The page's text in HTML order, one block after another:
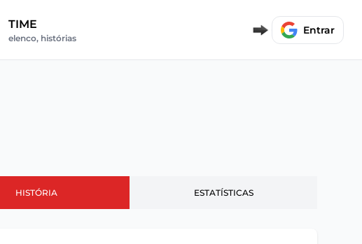
TIME
elenco, histórias
Entrar
HISTÓRIA ESTATÍSTICAS